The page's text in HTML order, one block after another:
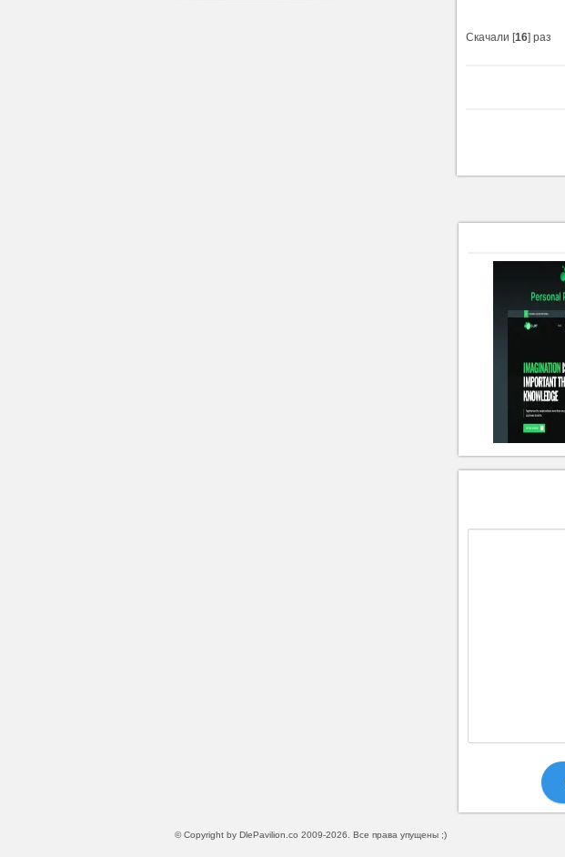
Cкачали [16] раз
© Copyright by DlePavilion.co 2009-2026. Все права упущены ;)